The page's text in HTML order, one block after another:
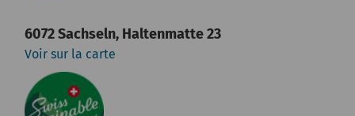
6072 Sachseln, Haltenmatte 23
Voir sur la carte